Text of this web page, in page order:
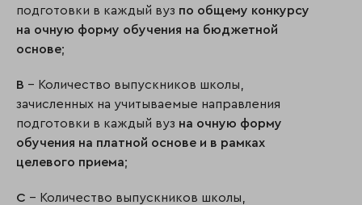
подготовки в каждый вуз по общему конкурсу
на очную форму обучения на бюджетной
основе;
B – Количество выпускников школы,
зачисленных на учитываемые направления
подготовки в каждый вуз на очную форму
обучения на платной основе и в рамках
целевого приема;
C – Количество выпускников школы,